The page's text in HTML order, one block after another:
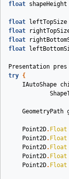
float shapeHeight
float leftTopSize
float
float
float
Presentation pres
try {
IAutoShape
GeometryPath
Point2D. Float
Point2D. Float
Point2D. Float
Point2D. Float
Point2D. Float